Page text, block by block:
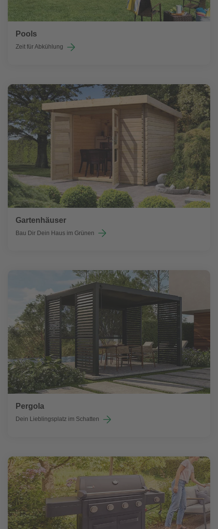
Pools
Zeit für Abkühlung
Gartenhäuser
Bau Dir Dein Haus im Grünen
Pergola
Dein Lieblingsplatz im Schatten